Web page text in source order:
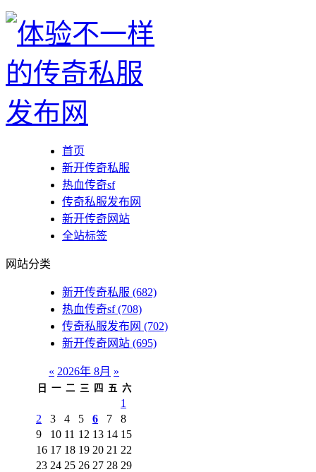
首页
新开传奇私服
热血传奇sf
传奇私服发布网
新开传奇网站
全站标签
网站分类
新开传奇私服 (682)
热血传奇sf(708)
传奇私服发布网 (702)
新开传奇网站 (695)
« 2026年 8月 »
日 一 二 三 四 五 六
1
2
3 4 5 6 7
8
9
10 11 12 13 14 15
16 17 18 19 20 21 22
23 24 25 26 27 28 29